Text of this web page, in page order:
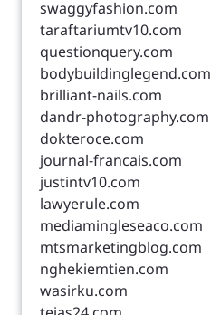
swaggyfashion.com
taraftariumtv10.com
questionquery.com
bodybuildinglegend.com
brilliant-nails.com
dandr-photography.com
dokteroce.com
journal-francais.com
justintv10.com
lawyerule.com
mediamingleseaco.com
mtsmarketingblog.com
nghekiemtien.com
wasirku.com